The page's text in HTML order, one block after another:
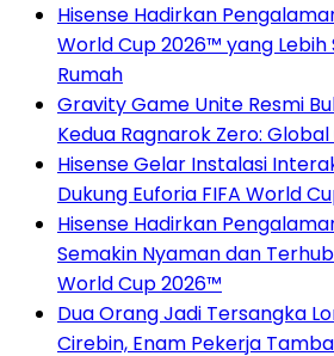
Hisense Hadirkan
World Cup 2026™ yang
Rumah
Gravity Game Unite Resmi
Kedua Ragnarok Zero: Global
Hisense Gelar Instalasi
Dukung Euforia FIFA World
Hisense Hadirkan
Semakin Nyaman dan
World Cup 2026™
Dua Orang Jadi Tersangka
Cirebin, Enam Pekerja